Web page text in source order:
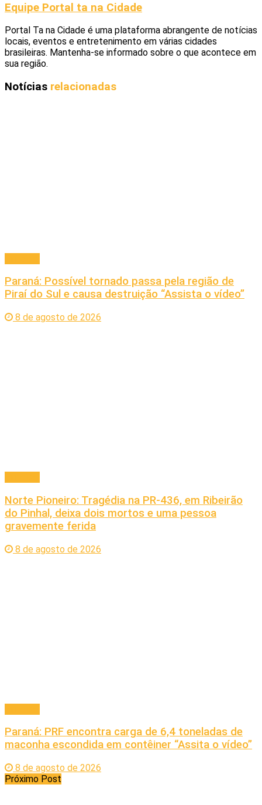
Equipe Portal ta na Cidade
Portal Ta na Cidade é uma plataforma abrangente de notícias
locais, eventos e entretenimento em várias cidades
brasileiras. Mantenha-se informado sobre o que acontece em
sua região.
Notícias relacionadas
Paraná: Possível tornado passa pela região de
Piraí do Sul e causa destruição “Assista o vídeo”
8 de agosto de 2026
Norte Pioneiro: Tragédia na PR-436, em Ribeirão
do Pinhal, deixa dois mortos e uma pessoa
gravemente ferida
8 de agosto de 2026
Paraná: PRF encontra carga de 6,4 toneladas de
maconha escondida em contêiner “Assita o vídeo”
8 de agosto de 2026
Próximo Post